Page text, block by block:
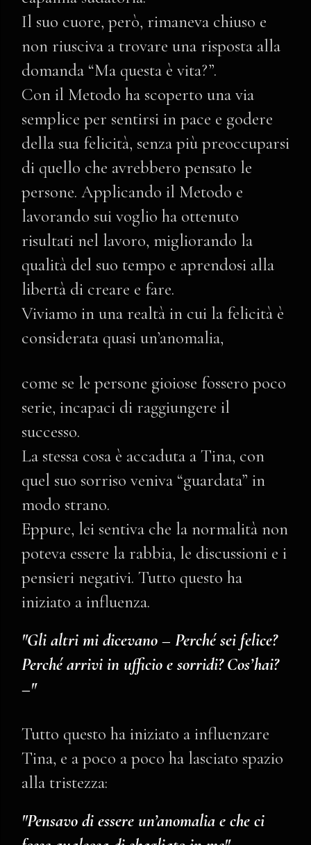
Il suo cuore, però, rimaneva chiuso e
non riusciva a trovare una risposta alla
domanda “Ma questa è vita?”.
Con il Metodo ha scoperto una via
semplice per sentirsi in pace e godere
della sua felicità, senza più preoccuparsi
di quello che avrebbero pensato le
persone. Applicando il Metodo e
lavorando sui voglio ha ottenuto
risultati nel lavoro, migliorando la
qualità del suo tempo e aprendosi alla
libertà di creare e fare.
Viviamo in una realtà in cui la felicità è
considerata quasi un’anomalia,
come se le persone gioiose fossero poco
serie, incapaci di raggiungere il
successo.
La stessa cosa è accaduta a Tina, con
quel suo sorriso veniva “guardata” in
modo strano.
Eppure, lei sentiva che la normalità non
poteva essere la rabbia, le discussioni e i
pensieri negativi. Tutto questo ha
iniziato a influenza.
"Gli altri mi dicevano – Perché sei felice?
Perché arrivi in ufficio e sorridi? Cos’hai?
–"
Tutto questo ha iniziato a influenzare
Tina, e a poco a poco ha lasciato spazio
alla tristezza:
"Pensavo di essere un’anomalia e che ci